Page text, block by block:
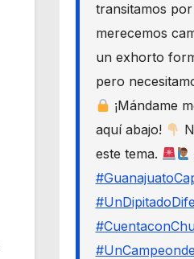
transitamos
merecemos
un exhorto
pero
¡Mándame
aquí abajo!
este tema.